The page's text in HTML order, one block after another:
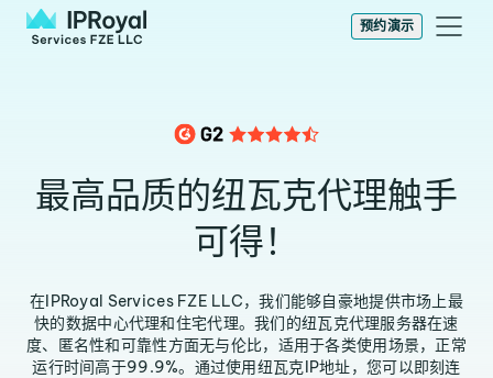
预约演示
最高品质的纽瓦克代理触手
可得！
在IPRoyal Services FZE LLC，我们能够自豪地提供市场上最
快的数据中心代理和住宅代理。我们的纽瓦克代理服务器在速
度、匿名性和可靠性方面无与伦比，适用于各类使用场景，正常
运行时间高于99.9%。通过使用纽瓦克IP地址，您可以即刻连